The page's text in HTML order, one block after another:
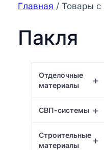
Главная / Товары с
Пакля
+
Отделочные
материалы
+
СВП-системы
+
Строительные
материалы